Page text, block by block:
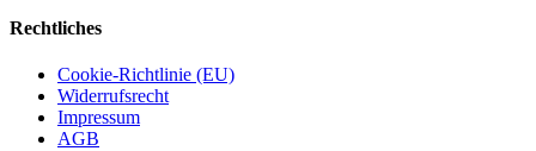
Rechtliches
Cookie-Richtlinie (EU)
Widerrufsrecht
Impressum
AGB